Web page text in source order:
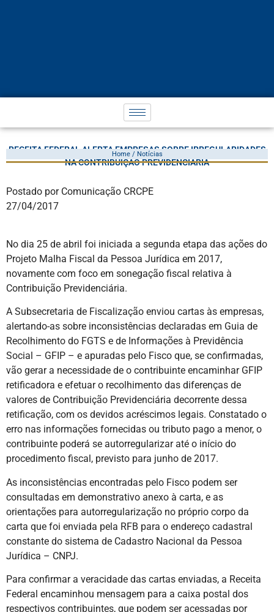
RECEITA FEDERAL ALERTA EMPRESAS SOBRE IRREGULARIDADES
NA CONTRIBUIÇÃO PREVIDENCIÁRIA
Home / Notícias
Postado por Comunicação CRCPE
27/04/2017
No dia 25 de abril foi iniciada a segunda etapa das ações do
Projeto Malha Fiscal da Pessoa Jurídica em 2017,
novamente com foco em sonegação fiscal relativa à
Contribuição Previdenciária.
A Subsecretaria de Fiscalização enviou cartas às empresas,
alertando-as sobre inconsistências declaradas em Guia de
Recolhimento do FGTS e de Informações à Previdência
Social – GFIP – e apuradas pelo Fisco que, se confirmadas,
vão gerar a necessidade de o contribuinte encaminhar GFIP
retificadora e efetuar o recolhimento das diferenças de
valores de Contribuição Previdenciária decorrente dessa
retificação, com os devidos acréscimos legais. Constatado o
erro nas informações fornecidas ou tributo pago a menor, o
contribuinte poderá se autorregularizar até o início do
procedimento fiscal, previsto para junho de 2017.
As inconsistências encontradas pelo Fisco podem ser
consultadas em demonstrativo anexo à carta, e as
orientações para autorregularização no próprio corpo da
carta que foi enviada pela RFB para o endereço cadastral
constante do sistema de Cadastro Nacional da Pessoa
Jurídica – CNPJ.
Para confirmar a veracidade das cartas enviadas, a Receita
Federal encaminhou mensagem para a caixa postal dos
respectivos contribuintes, que podem ser acessadas por